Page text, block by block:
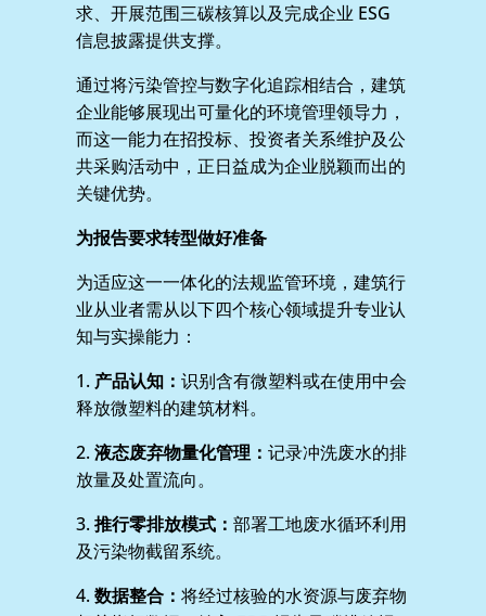
求、开展范围三碳核算以及完成企业 ESG
信息披露提供支撑。
通过将污染管控与数字化追踪相结合，建筑
企业能够展现出可量化的环境管理领导力，
而这一能力在招投标、投资者关系维护及公
共采购活动中，正日益成为企业脱颖而出的
关键优势。
为报告要求转型做好准备
为适应这一一体化的法规监管环境，建筑行
业从业者需从以下四个核心领域提升专业认
知与实操能力：
1.产品认知： 识别含有微塑料或在使用中会
释放微塑料的建筑材料。
2.液态废弃物量化管理： 记录冲洗废水的排
放量及处置流向。
3.推行零排放模式： 部署工地废水循环利用
及污染物截留系统。
4.数据整合： 将经过核验的水资源与废弃物